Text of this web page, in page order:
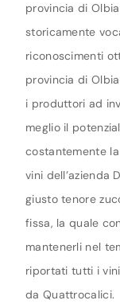
provincia di
storicamente
riconoscimenti
provincia di
i produttori ad
meglio il
costantemente
vini dell’azienda
giusto tenore
fissa, la quale
mantenerli nel
riportati tutti i
da Quattrocalici.